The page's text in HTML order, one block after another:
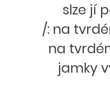
slze jí
/: na
na
jamky